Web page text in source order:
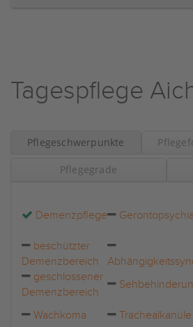
Tagespflege
Pflegeschwerpunkte
Pflegegrade
Demenzpflege
beschützter
Demenzbereich
geschlossener
Demenzbereich
Wachkoma
Trachealkanüle